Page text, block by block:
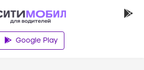
Google Play